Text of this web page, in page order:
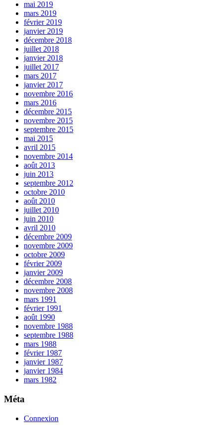
mai 2019
mars 2019
février 2019
janvier 2019
décembre 2018
juillet 2018
janvier 2018
juillet 2017
mars 2017
janvier 2017
novembre 2016
mars 2016
décembre 2015
novembre 2015
septembre 2015
mai 2015
avril 2015
novembre 2014
août 2013
juin 2013
septembre 2012
octobre 2010
août 2010
juillet 2010
juin 2010
avril 2010
décembre 2009
novembre 2009
octobre 2009
février 2009
janvier 2009
décembre 2008
novembre 2008
mars 1991
février 1991
août 1990
novembre 1988
septembre 1988
mars 1988
février 1987
janvier 1987
janvier 1984
mars 1982
Méta
Connexion